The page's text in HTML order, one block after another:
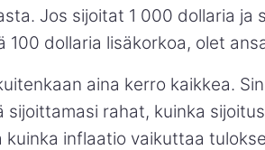
Jos sijoitat 1 000 dollaria ja
100 dollaria lisäkorkoa, olet
aina kerro kaikkea.
sijoittamasi rahat, kuinka
kuinka inflaatio vaikuttaa